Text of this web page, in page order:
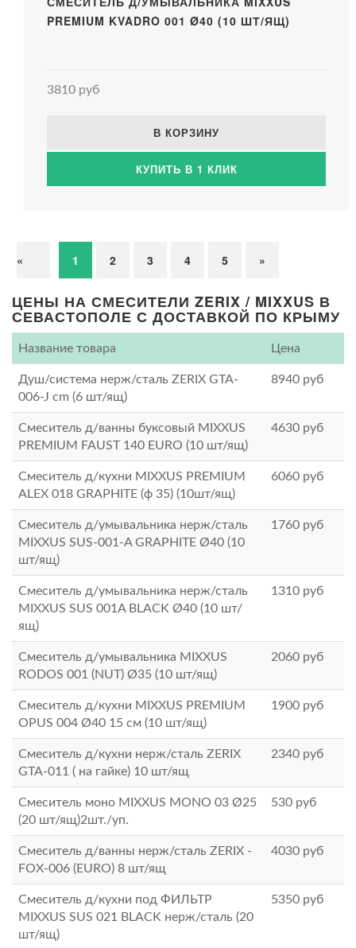
PREMIUM KVADRO 001 Ø40 (10 ШТ/ЯЩ)
3810 руб
В КОРЗИНУ
КУПИТЬ В 1 КЛИК
« 1 2 3 4 5 »
ЦЕНЫ НА СМЕСИТЕЛИ ZERIX / MIXXUS В
СЕВАСТОПОЛЕ С ДОСТАВКОЙ ПО КРЫМУ
Название товара Цена
Душ/система нерж/сталь ZERIX GTA-
006-J cm (6 шт/ящ)
8940 руб
Смеситель д/ванны буксовый MIXXUS
PREMIUM FAUST 140 EURO (10 шт/ящ)
4630 руб
Смеситель д/кухни MIXXUS PREMIUM
ALEX 018 GRAPHITE (ф 35) (10шт/ящ)
6060 руб
Смеситель д/умывальника нерж/сталь
MIXXUS SUS-001-A GRAPHITE Ø40 (10
шт/ящ)
1760 руб
Смеситель д/умывальника нерж/сталь
MIXXUS SUS 001A BLACK Ø40 (10 шт/
ящ)
1310 руб
Смеситель д/умывальника MIXXUS
RODOS 001 (NUT) Ø35 (10 шт/ящ)
2060 руб
Смеситель д/кухни MIXXUS PREMIUM
OPUS 004 Ø40 15 см (10 шт/ящ)
1900 руб
Смеситель д/кухни нерж/сталь ZERIX
GTA-011 ( на гайке) 10 шт/ящ
2340 руб
Смеситель моно MIXXUS MONO 03 Ø25
(20 шт/ящ)2шт./уп.
530 руб
Смеситель д/ванны нерж/сталь ZERIX -
FOX-006 (EURO) 8 шт/ящ
4030 руб
Смеситель д/кухни под ФИЛЬТР
MIXXUS SUS 021 BLACK нерж/сталь (20
шт/ящ)
5350 руб